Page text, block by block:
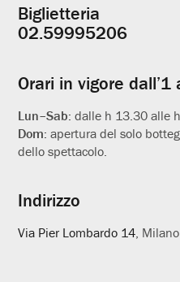
Informazioni
utili
Biglietteria
02.59995206
Orari in vigore dall’1
Lun–Sab:dalle h 13.30 alle
Dom:apertura del solo
dello spettacolo.
Indirizzo
Via Pier Lombardo 14 , Milano